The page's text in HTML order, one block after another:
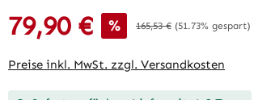
Verkaufspreis:
79,90 € % Regulärer Preis:
165,53 € (51.73% gespart)
Preise inkl. MwSt. zzgl. Versandkosten